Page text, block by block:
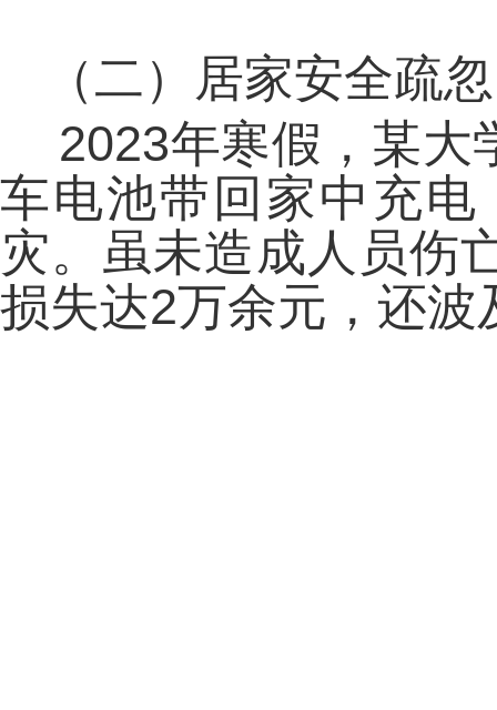
（二）居家安全疏忽
2023年寒假，某大
车电池带回家中充
灾。虽未造成人员伤
损失达2万余元，还